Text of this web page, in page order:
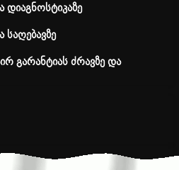
გარანტიას ძრავზე და